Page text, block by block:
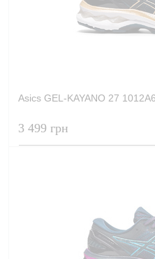
Asics GEL-KAYANO 27
3 499 грн